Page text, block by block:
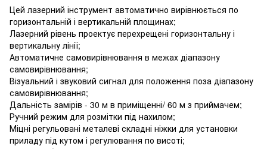
Цей лазерний інструмент автоматично вирівнюється по
горизонтальній і вертикальній площинах;
Лазерний рівень проектує перехрещені горизонтальну і
вертикальну лінії;
Автоматичне самовирівнювання в межах діапазону
самовирівнювання;
Візуальний і звуковий сигнал для положення поза діапазону
самовирівнювання;
Дальність замірів - 30 м в приміщенні/ 60 м з приймачем;
Ручний режим для розмітки під нахилом;
Міцні регульовані металеві складні ніжки для установки
приладу під кутом і регулювання по висоті;